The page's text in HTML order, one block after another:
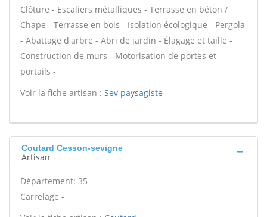
Clôture - Escaliers métalliques - Terrasse en béton /
Chape - Terrasse en bois - Isolation écologique - Pergola
- Abattage d'arbre - Abri de jardin - Élagage et taille -
Construction de murs - Motorisation de portes et
portails -
Voir la fiche artisan : Sev paysagiste
Coutard Cesson-sevigne
Artisan
Département: 35
Carrelage -